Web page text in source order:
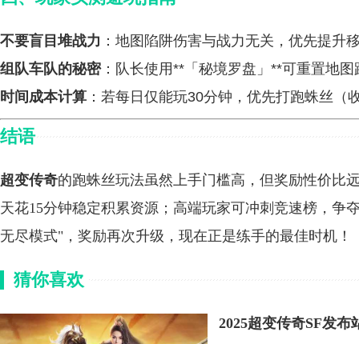
不要盲目堆战力 ：地图陷阱伤害与战力无关，优先提升
组队车队的秘密：队长使用**「秘境罗盘」**可重置地
时间成本计算 ：若每日仅能玩30分钟，优先打跑蛛丝（
结语
超变传奇的跑蛛丝玩法虽然上手门槛高，但奖励性价比
天花15分钟稳定积累资源；高端玩家可冲刺竞速榜，争
无尽模式"，奖励再次升级，现在正是练手的最佳时机！
猜你喜欢
2025超变传奇SF发